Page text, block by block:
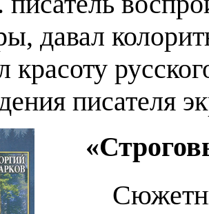
давал
красоту
писателя